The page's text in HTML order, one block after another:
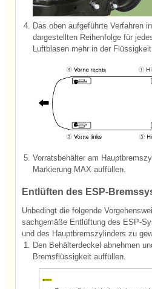
4. Das oben aufgeführte Verfahren
dargestellten Reihenfolge für
Luftblasen mehr in der
5. Vorratsbehälter am
Markierung MAX auffüllen.
Entlüften des ESP-
Unbedingt die folgende
sachgemäße Entlüftung des ESP-
und des Hauptbremszylinders zu
1. Den Behälterdeckel abnehmen
Bremsflüssigkeit auffüllen.